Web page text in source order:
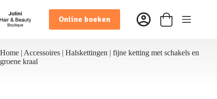
naar
de
inhoud
Online boeken Winkelwagen
Home | Accessoires | Halskettingen | fijne ketting met schakels en
groene kraal